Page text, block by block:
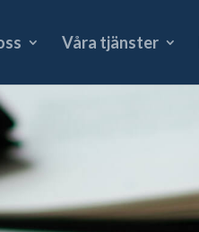
Våra tjänster